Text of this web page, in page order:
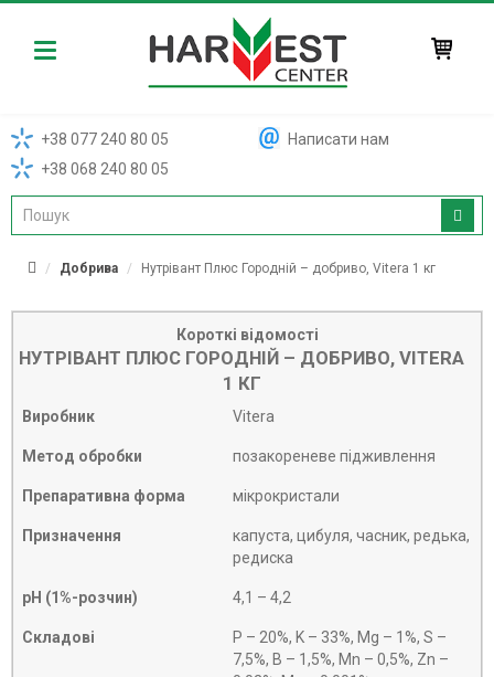
Harvest
+38 077 240 80 05
+38 068 240 80 05
Написати нам
Добрива Нутрівант Плюс Городній – добриво, Vitera 1 кг
Короткі відомості
НУТРІВАНТ ПЛЮС ГОРОДНІЙ – ДОБРИВО, VITERA
1 КГ
Виробник Vitera
Метод обробки позакореневе підживлення
Препаративна форма мікрокристали
Призначення
капуста, цибуля, часник, редька,
редиска
рН (1%-розчин) 4,1 – 4,2
Складові
P – 20%, K – 33%, Mg – 1%, S –
7,5%, B – 1,5%, Mn – 0,5%, Zn –